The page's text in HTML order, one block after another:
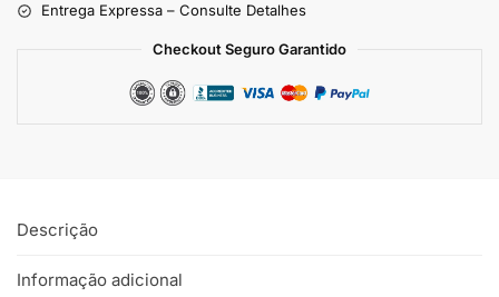
Entrega Expressa – Consulte Detalhes
Checkout Seguro Garantido
Descrição
Informação adicional